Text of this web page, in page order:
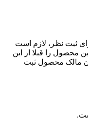
ثبت نظر، لازم است
محصول را قبلا از این
مالک محصول ثبت